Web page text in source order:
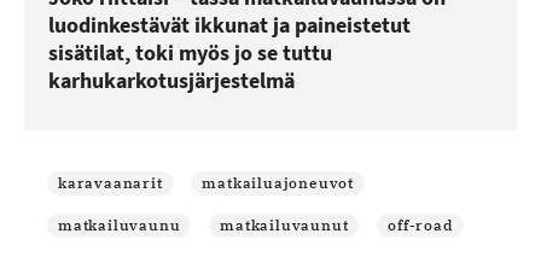
luodinkestävät ikkunat ja paineistetut
sisätilat, toki myös jo se tuttu
karhukarkotusjärjestelmä
karavaanarit matkailuajoneuvot
matkailuvaunu matkailuvaunut off-road